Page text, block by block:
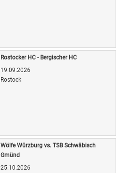
Rostocker HC - Bergischer HC
19.09.2026
Rostock
Wölfe Würzburg vs. TSB Schwäbisch
Gmünd
25.10.2026